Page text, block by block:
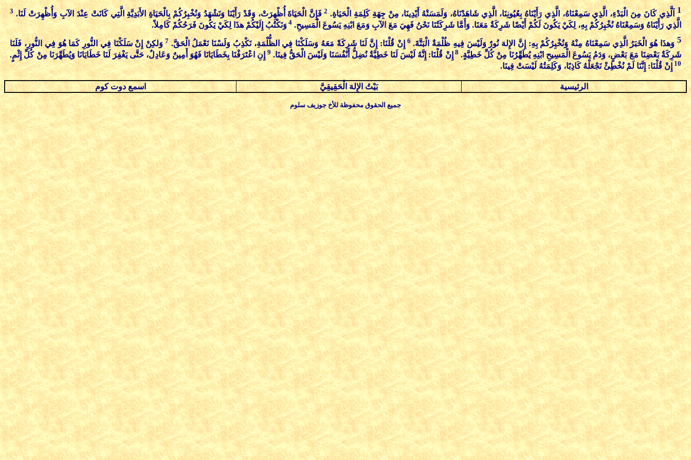
1 اَلَّذِي كَانَ مِنَ الْبَدْءِ، الَّذِي سَمِعْنَاهُ، الَّذِي رَأَيْنَاهُ بِعُيُونِنَا، الَّذِي شَاهَدْنَاهُ، وَلَمَسَتْهُ أَيْدِينَا، مِنْ جِهَةِ كَلِمَةِ الْحَيَاةِ.2 فَإِنَّ الْحَيَاةَ أُظْهِرَتْ، وَقَدْ رَأَيْنَا وَنَشْهَدُ وَنُخْبِرُكُمْ بِالْحَيَاةِ الأَبَدِيَّةِ الَّتِي كَانَتْ عِنْدَ الآبِ وَأُظْهِرَتْ لَنَا.3
الَّذِي رَأَيْنَاهُ وَسَمِعْنَاهُ نُخْبِرُكُمْ بِهِ، لِكَيْ يَكُونَ لَكُمْ أَيْضًا شَرِكَةٌ مَعَنَا. وَأَمَّا شَرِكَتُنَا نَحْنُ فَهِيَ مَعَ الآبِ وَمَعَ ابْنِهِ يَسُوعَ الْمَسِيحِ.4 وَنَكْتُبُ إِلَيْكُمْ هذَا لِكَيْ يَكُونَ فَرَحُكُمْ كَامِلاً.
5 وَهذَا هُوَ الْخَبَرُ الَّذِي سَمِعْنَاهُ مِنْهُ وَنُخْبِرُكُمْ بِهِ: إِنَّ الإِلهَ نُورٌ وَلَيْسَ فِيهِ ظُلْمَةٌ الْبَتَّةَ.6 إِنْ قُلْنَا: إِنَّ لَنَا شَرِكَةً مَعَهُ وَسَلَكْنَا فِي الظُّلْمَةِ، نَكْذِبُ وَلَسْنَا نَعْمَلُ الْحَقَّ.7 وَلكِنْ إِنْ سَلَكْنَا فِي النُّورِ كَمَا هُوَ فِي النُّورِ، فَلَنَا
شَرِكَةٌ بَعْضِنَا مَعَ بَعْضٍ، وَدَمُ يَسُوعَ الْمَسِيحِ ابْنِهِ يُطَهِّرُنَا مِنْ كُلِّ خَطِيَّةٍ.8 إِنْ قُلْنَا: إِنَّهُ لَيْسَ لَنَا خَطِيَّةٌ نُضِلُّ أَنْفُسَنَا وَلَيْسَ الْحَقُّ فِينَا.9 إِنِ اعْتَرَفْنَا بِخَطَايَانَا فَهُوَ أَمِينٌ وَعَادِلٌ، حَتَّى يَغْفِرَ لَنَا خَطَايَانَا وَيُطَهِّرَنَا مِنْ كُلِّ إِثْمٍ.
10 إِنْ قُلْنَا: إِنَّنَا لَمْ نُخْطِئْ نَجْعَلْهُ كَاذِبًا، وَكَلِمَتُهُ لَيْسَتْ فِينَا.
الرئيسية بَيْتُ الإِلهَ الْحَقِيقِيَّ اسمع دوت كوم
جميع الحقوق محفوظة للأخ جوزيف سلوم